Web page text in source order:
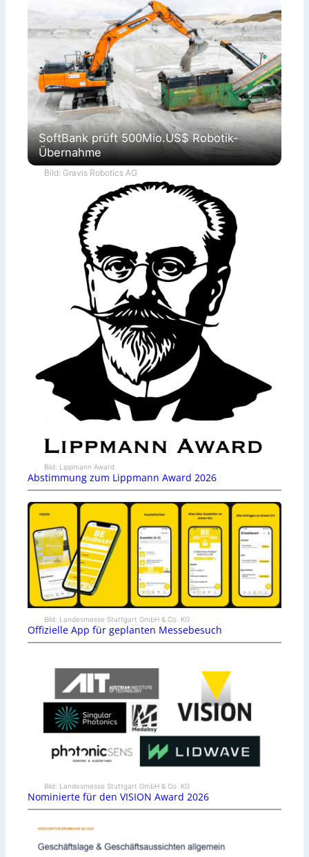
SoftBank prüft 500Mio.US$ Robotik-
Übernahme
Bild: Gravis Robotics AG
Bild: Lippmann Award
Abstimmung zum Lippmann Award 2026
Bild: Landesmesse Stuttgart GmbH & Co. KG
Offizielle App für geplanten Messebesuch
Bild: Landesmesse Stuttgart GmbH & Co. KG
Nominierte für den VISION Award 2026